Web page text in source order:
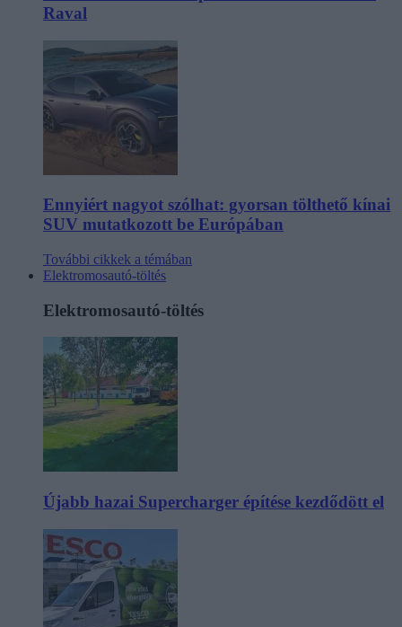
Raval
Ennyiért nagyot szólhat: gyorsan tölthető kínai
SUV mutatkozott be Európában
További cikkek a témában
Elektromosautó-töltés
Elektromosautó-töltés
Újabb hazai Supercharger építése kezdődött el